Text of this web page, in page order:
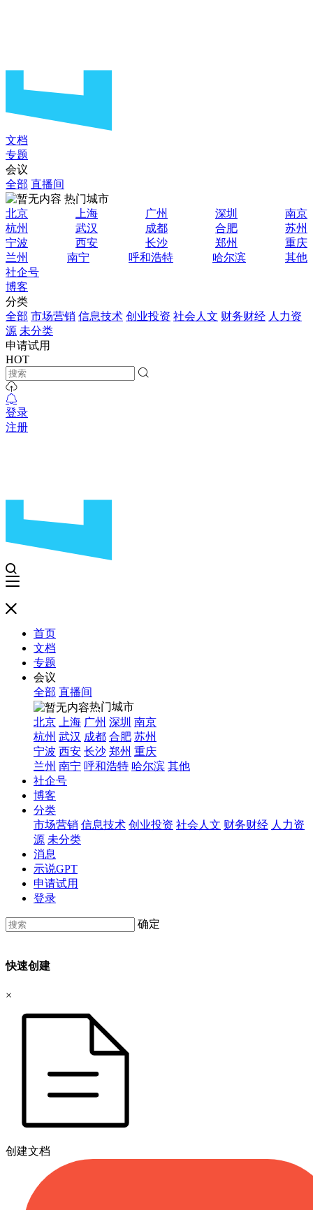
文档
专题
会议
全部 直播间
热门城市
北京
上海 广州 深圳
南京
杭州
武汉 成都 合肥
苏州
宁波
西安 长沙 郑州
重庆
兰州
南宁 呼和浩特 哈尔滨
其他
社企号
博客
分类
全部 市场营销 信息技术 创业投资 社会人文 财务财经 人力资
源 未分类
申请试用
HOT
登录
注册
首页
文档
专题
会议
全部 直播间
热门城市
北京
上海 广州 深圳 南京
杭州 武汉 成都 合肥 苏州
宁波 西安 长沙 郑州 重庆
兰州 南宁 呼和浩特 哈尔滨 其他
社企号
博客
分类
市场营销 信息技术 创业投资 社会人文 财务财经 人力资
源 未分类
消息
示说GPT
申请试用
登录
确定
快速创建
×
创建文档